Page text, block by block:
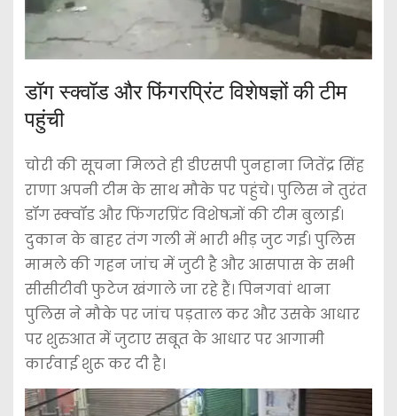
डॉग स्क्वॉड और फिंगरप्रिंट विशेषज्ञों की टीम
पहुंची
चोरी की सूचना मिलते ही डीएसपी पुनहाना जितेंद्र सिंह
राणा अपनी टीम के साथ मौके पर पहुंचे। पुलिस ने तुरंत
डॉग स्क्वॉड और फिंगरप्रिंट विशेषज्ञों की टीम बुलाई।
दुकान के बाहर तंग गली में भारी भीड़ जुट गई। पुलिस
मामले की गहन जांच में जुटी है और आसपास के सभी
सीसीटीवी फुटेज खंगाले जा रहे हैं। पिनगवां थाना
पुलिस ने मौके पर जांच पड़ताल कर और उसके आधार
पर शुरुआत में जुटाए सबूत के आधार पर आगामी
कार्रवाई शुरू कर दी है।